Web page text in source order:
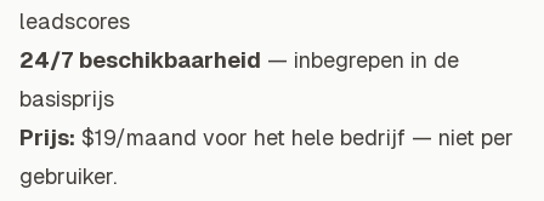
leadscores
24/7 beschikbaarheid — inbegrepen in de
basisprijs
Prijs: $19/maand voor het hele bedrijf — niet per
gebruiker.